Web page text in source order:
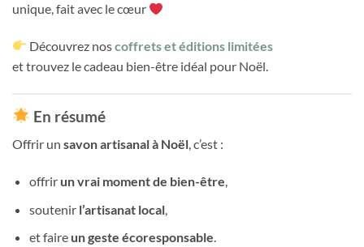
unique, fait avec le cœur
Découvrez noscoffrets et éditions limitées
et trouvez le cadeau bien-être idéal pour Noël.
En résumé
Offrir un savon artisanal à Noël, c’est :
offrir un vrai moment de bien-être,
soutenir l’artisanat local,
et faire un geste écoresponsable.